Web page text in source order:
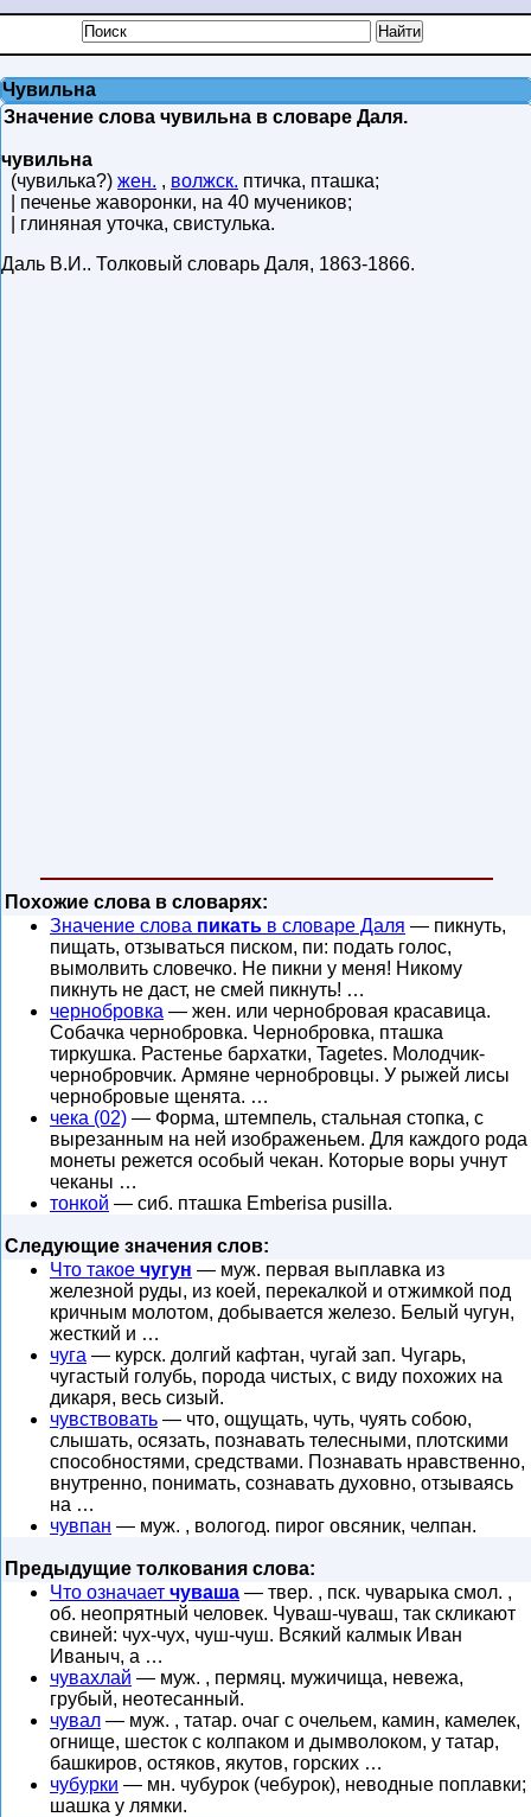
Чувильна
Значение слова чувильна в словаре Даля.
чувильна
(чувилька?) жен. , волжск. птичка, пташка;
| печенье жаворонки, на 40 мучеников;
| глиняная уточка, свистулька.
Даль В.И.. Толковый словарь Даля, 1863-1866.
Похожие слова в словарях:
Значение слова пикать в словаре Даля — пикнуть,
пищать, отзываться писком, пи: подать голос,
вымолвить словечко. Не пикни у меня! Никому
пикнуть не даст, не смей пикнуть! …
чернобровка — жен. или чернобровая красавица.
Собачка чернобровка. Чернобровка, пташка
тиркушка. Растенье бархатки, Tagetes. Молодчик-
чернобровчик. Армяне чернобровцы. У рыжей лисы
чернобровые щенята. …
чека (02) — Форма, штемпель, стальная стопка, с
вырезанным на ней изображеньем. Для каждого рода
монеты режется особый чекан. Которые воры учнут
чеканы …
тонкой — сиб. пташка Emberisa pusilla.
Следующие значения слов:
Что такое чугун — муж. первая выплавка из
железной руды, из коей, перекалкой и отжимкой под
кричным молотом, добывается железо. Белый чугун,
жесткий и …
чуга — курск. долгий кафтан, чугай зап. Чугарь,
чугастый голубь, порода чистых, с виду похожих на
дикаря, весь сизый.
чувствовать — что, ощущать, чуть, чуять собою,
слышать, осязать, познавать телесными, плотскими
способностями, средствами. Познавать нравственно,
внутренно, понимать, сознавать духовно, отзываясь
на …
чувпан — муж. , вологод. пирог овсяник, челпан.
Предыдущие толкования слова:
Что означает чуваша — твер. , пск. чуварыка смол. ,
об. неопрятный человек. Чуваш-чуваш, так скликают
свиней: чух-чух, чуш-чуш. Всякий калмык Иван
Иваныч, а …
чувахлай — муж. , пермяц. мужичища, невежа,
грубый, неотесанный.
чувал — муж. , татар. очаг с очельем, камин, камелек,
огнище, шесток с колпаком и дымволоком, у татар,
башкиров, остяков, якутов, горских …
чубурки — мн. чубурок (чебурок), неводные поплавки;
шашка у лямки.